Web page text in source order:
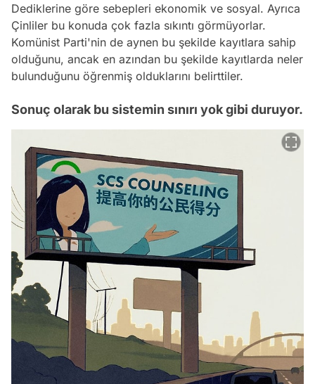
Dediklerine göre sebepleri ekonomik ve sosyal. Ayrıca
Çinliler bu konuda çok fazla sıkıntı görmüyorlar.
Komünist Parti'nin de aynen bu şekilde kayıtlara sahip
olduğunu, ancak en azından bu şekilde kayıtlarda neler
bulunduğunu öğrenmiş olduklarını belirttiler.
Sonuç olarak bu sistemin sınırı yok gibi duruyor.